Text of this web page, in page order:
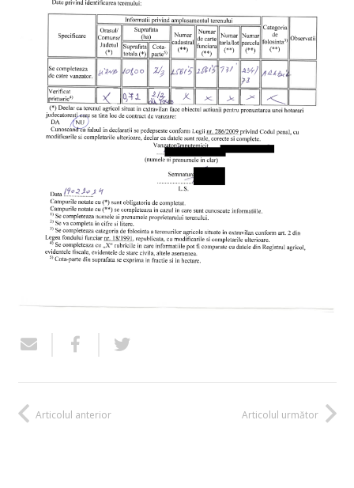
Articolul anterior Articolul următor